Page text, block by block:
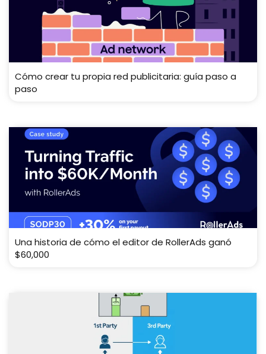
Cómo crear tu propia red publicitaria: guía paso a
paso
Una historia de cómo el editor de RollerAds ganó
$60,000